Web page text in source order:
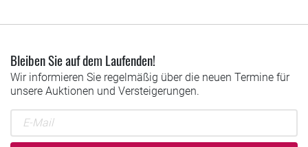
Bleiben Sie auf dem Laufenden!
Wir informieren Sie regelmäßig über die neuen Termine für
unsere Auktionen und Versteigerungen.